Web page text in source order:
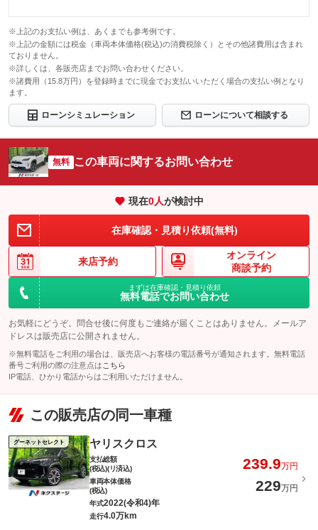
※上記のお支払い例は、あくまでも参考例です。
※上記の金額には税金（車両本体価格(税込)の消費税除く）とその他諸費用は含まれ
ておりません。
※詳しくは、各販売店までお問い合わせください。
※諸費用（15.8万円）を登録時までに現金でお支払いいただく場合の支払い例となり
ます。
ローンシミュレーション ローンについて相談する
無料 この車両に関するお問い合わせ
現在0人が検討中
在庫確認・見積り依頼(無料)
来店予約
オンライン
商談予約
まずは在庫確認・見積り依頼
無料電話でお問い合わせ
お気軽にどうぞ。問合せ後に何度もご連絡が届くことはありません。メールア
ドレスは販売店に公開されません。
※無料電話をご利用の場合は、販売店へお客様の電話番号が通知されます。無料電話
番号ご利用の際の注意点は こちら
IP電話、ひかり電話からはご利用いただけません。
この販売店の同一車種
グーネットセレクト ヤリスクロス
支払総額
(税込)(リ済込)
239.9万円
車両本体価格
(税込)
229万円
年式2022(令和4)年
走行4.0万km